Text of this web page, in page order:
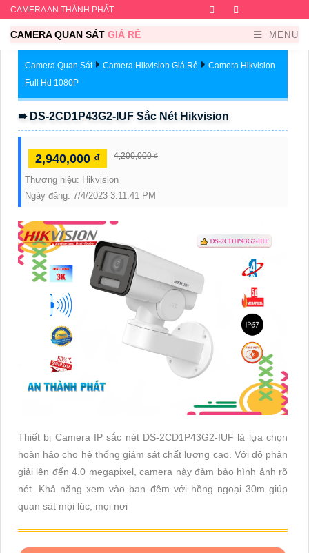
CAMERA AN THÀNH PHÁT Facebook
CAMERA QUAN SÁT GIÁ RẺ MENU
Camera Quan Sát Camera Hikvision Giá Rẻ
Camera Hikvision
Full Hd 1080P
➠ DS-2CD1P43G2-IUF Sắc Nét Hikvision
2,940,000 ₫ 4,200,000 ₫
Thương hiệu: Hikvision
Ngày đăng: 7/4/2023 3:11:41 PM
Thiết bị Camera IP sắc nét DS-2CD1P43G2-IUF là lựa chọn
hoàn hảo cho hệ thống giám sát chất lượng cao. Với độ phân
giải lên đến 4.0 megapixel, camera này đảm bảo hình ảnh rõ
nét. Khả năng xem vào ban đêm với hồng ngoại 30m giúp
quan sát mọi lúc, mọi nơi